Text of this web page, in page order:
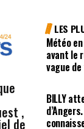
,
de
LES
Météo
avant le
vague
BILLY